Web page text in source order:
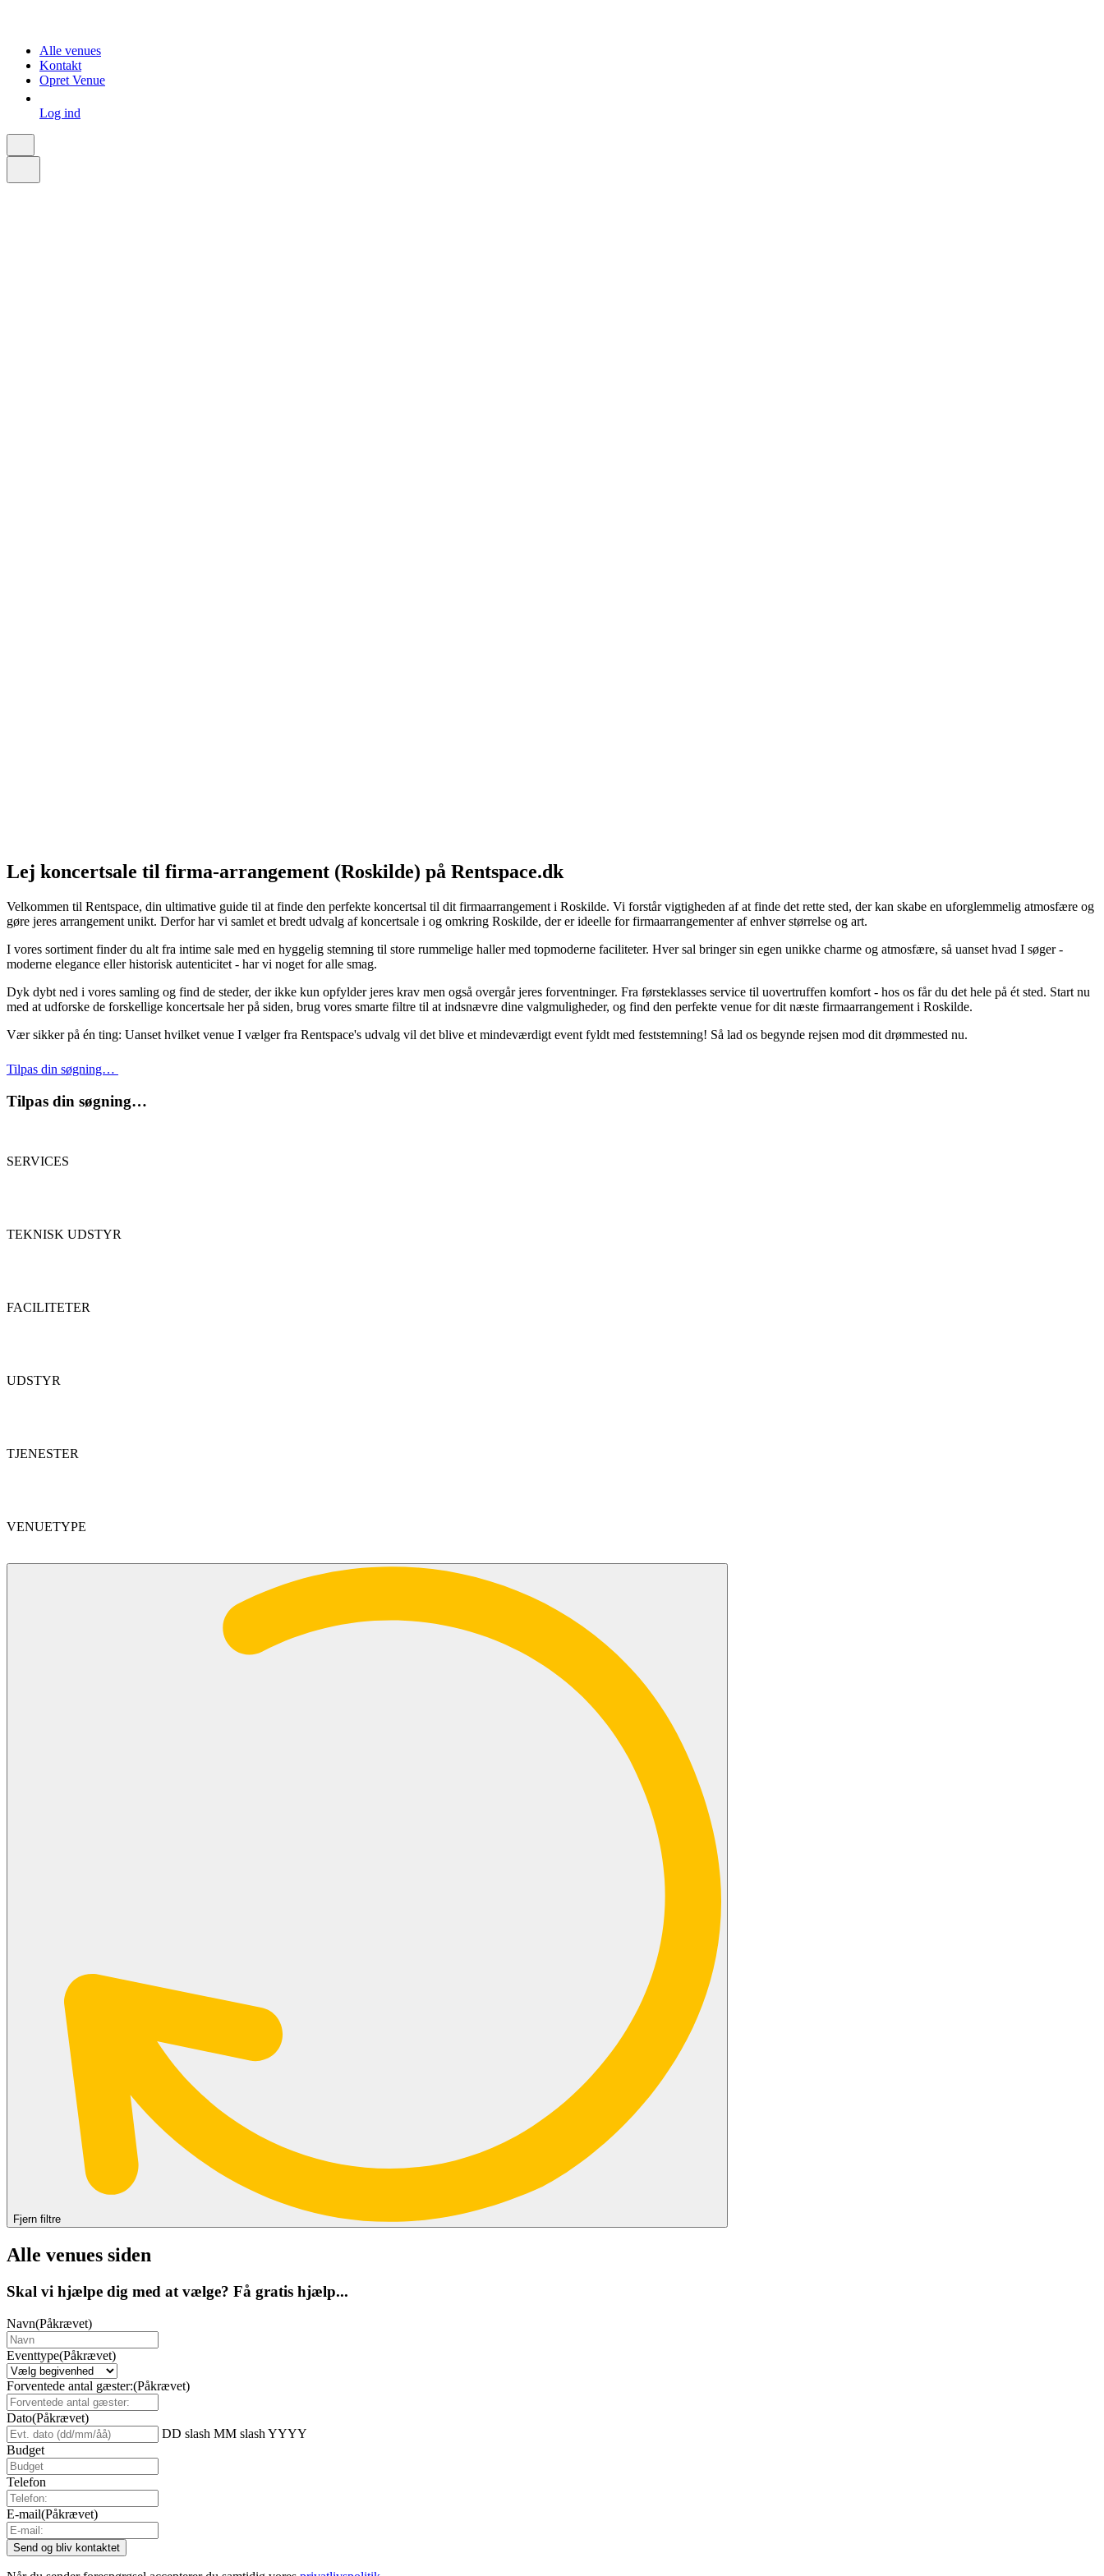
Alle venues
Kontakt
Opret Venue
Log ind
Lej koncertsale til firma-arrangement (Roskilde) på Rentspace.dk
Velkommen til Rentspace, din ultimative guide til at finde den perfekte koncertsal til dit firmaarrangement i Roskilde. Vi forstår vigtigheden af at finde det rette sted, der kan skabe en uforglemmelig atmosfære og
gøre jeres arrangement unikt. Derfor har vi samlet et bredt udvalg af koncertsale i og omkring Roskilde, der er ideelle for firmaarrangementer af enhver størrelse og art.
I vores sortiment finder du alt fra intime sale med en hyggelig stemning til store rummelige haller med topmoderne faciliteter. Hver sal bringer sin egen unikke charme og atmosfære, så uanset hvad I søger -
moderne elegance eller historisk autenticitet - har vi noget for alle smag.
Dyk dybt ned i vores samling og find de steder, der ikke kun opfylder jeres krav men også overgår jeres forventninger. Fra førsteklasses service til uovertruffen komfort - hos os får du det hele på ét sted. Start nu
med at udforske de forskellige koncertsale her på siden, brug vores smarte filtre til at indsnævre dine valgmuligheder, og find den perfekte venue for dit næste firmaarrangement i Roskilde.
Vær sikker på én ting: Uanset hvilket venue I vælger fra Rentspace's udvalg vil det blive et mindeværdigt event fyldt med feststemning! Så lad os begynde rejsen mod dit drømmested nu.
Tilpas din søgning…
Tilpas din søgning…
SERVICES
TEKNISK UDSTYR
FACILITETER
UDSTYR
TJENESTER
VENUETYPE
Fjern filtre
Alle venues siden
Skal vi hjælpe dig med at vælge? Få gratis hjælp...
Navn(Påkrævet)
Eventtype(Påkrævet)
Forventede antal gæster:(Påkrævet)
Dato(Påkrævet)
DD slash MM slash YYYY
Budget
Telefon
E-mail(Påkrævet)